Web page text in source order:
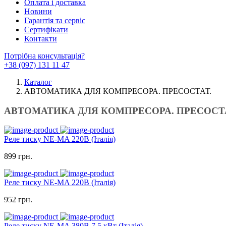
Оплата і доставка
Новини
Гарантія та сервіс
Сертифікати
Контакти
Потрібна консультація?
+38 (097) 131 11 47
Каталог
АВТОМАТИКА ДЛЯ КОМПРЕСОРА. ПРЕСОСТАТ.
АВТОМАТИКА ДЛЯ КОМПРЕСОРА.
Реле тиску NE-MA 220В (Італія)
899 грн.
Реле тиску NE-MA 220В (Італія)
952 грн.